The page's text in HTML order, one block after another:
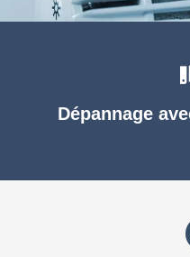
Dépannage